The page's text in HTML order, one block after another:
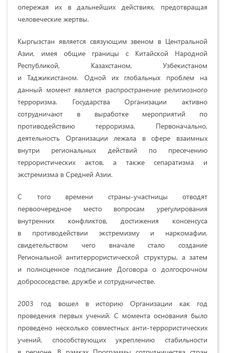
опережая их в дальнейших действиях, предотвращая
человеческие жертвы.
Кыргызстан является связующим звеном в Центральной
Азии, имея общие границы с Китайской Народной
Республикой, Казахстаном, Узбекистаном
и Таджикистаном. Одной их глобальных проблем на
данный момент является распространение религиозного
терроризма. Государства Организации активно
сотрудничают в выработке мероприятий по
противодействию терроризма. Первоначально,
деятельность Организации лежала в сфере взаимных
внутри региональных действий по пресечению
террористических актов, а также сепаратизма и
экстремизма в Средней Азии.
С того времени страны-участницы отводят
первоочередное место вопросам урегулирования
внутренних конфликтов, достижения консенсуса
в противодействии экстремизму и наркомафии,
свидетельством чего вначале стало создание
Региональной антитеррористической структуры, а затем
и полноценное подписание Договора о долгосрочном
добрососедстве, дружбе и сотрудничестве.
2003 год вошел в историю Организации как год
проведения первых учений. С момента основания было
проведено несколько совместных анти-террористических
учений, способствующих укреплению стабильности